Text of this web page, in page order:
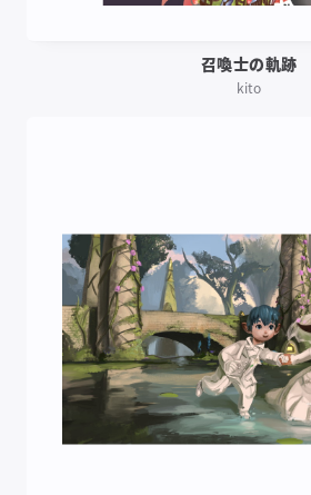
召喚士の軌跡
kito